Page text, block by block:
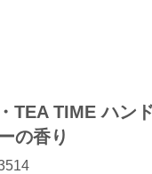
TEA TIME ハン
の香り